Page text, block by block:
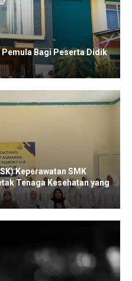
Bagi Peserta Didik
Keperawatan SMK
Tenaga Kesehatan yang